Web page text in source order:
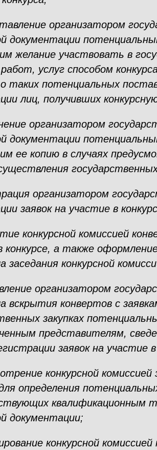
организатором
документации
желание участвовать в
услуг способом
о таких потенциальных
лиц, получивших
организатором
документации
ее копию в случаях
государственных
организатором
заявок на участие в
конкурсной комиссией
конкурсе, а также
заседания конкурсной
организатором
вскрытия конвертов с
закупках
представителям,
заявок на участие в
конкурсной комиссией
определения
квалификационным
документации;
конкурсной